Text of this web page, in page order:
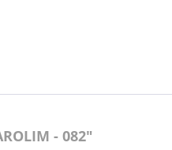
- 082"